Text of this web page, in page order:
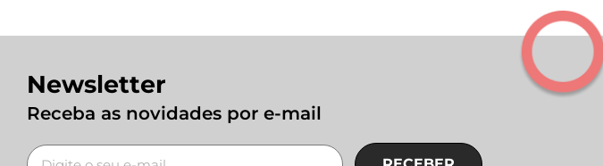
Newsletter
Receba as novidades por e-mail